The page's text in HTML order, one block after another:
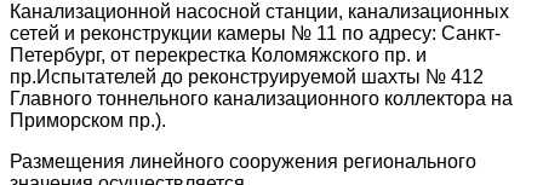
Канализационной насосной станции, канализационных
сетей и реконструкции камеры № 11 по адресу: Санкт-
Петербург, от перекрестка Коломяжского пр. и
пр.Испытателей до реконструируемой шахты № 412
Главного тоннельного канализационного коллектора на
Приморском пр.).
Размещения линейного сооружения регионального